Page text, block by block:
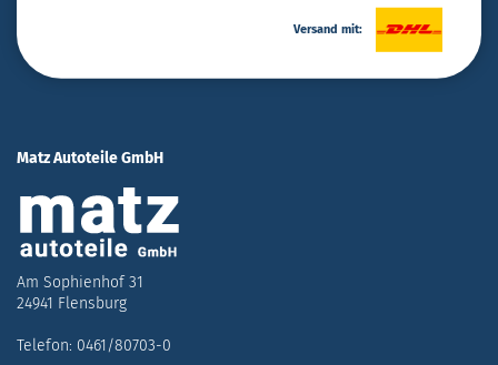
Versand mit:
Matz Autoteile GmbH
Am Sophienhof 31
24941 Flensburg
Telefon: 0461/80703-0